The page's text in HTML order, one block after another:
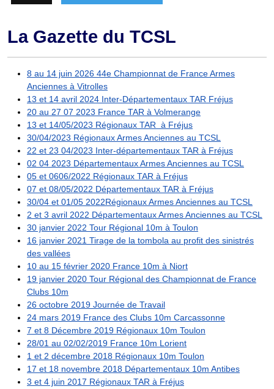
La Gazette du TCSL
8 au 14 juin 2026 44e Championnat de France Armes
Anciennes à Vitrolles
13 et 14 avril 2024 Inter-Départementaux TAR Fréjus
20 au 27 07 2023 France TAR à Volmerange
13 et 14/05/2023 Régionaux TAR à Fréjus
30/04/2023 Régionaux Armes Anciennes au TCSL
22 et 23 04/2023 Inter-départementaux TAR à Fréjus
02 04 2023 Départementaux Armes Anciennes au TCSL
05 et 0606/2022 Régionaux TAR à Fréjus
07 et 08/05/2022 Départementaux TAR à Fréjus
30/04 et 01/05 2022Régionaux Armes Anciennes au TCSL
2 et 3 avril 2022 Départementaux Armes Anciennes au TCSL
30 janvier 2022 Tour Régional 10m à Toulon
16 janvier 2021 Tirage de la tombola au profit des sinistrés
des vallées
10 au 15 février 2020 France 10m à Niort
19 janvier 2020 Tour Régional des Championnat de France
Clubs 10m
26 octobre 2019 Journée de Travail
24 mars 2019 France des Clubs 10m Carcassonne
7 et 8 Décembre 2019 Régionaux 10m Toulon
28/01 au 02/02/2019 France 10m Lorient
1 et 2 décembre 2018 Régionaux 10m Toulon
17 et 18 novembre 2018 Départementaux 10m Antibes
3 et 4 juin 2017 Régionaux TAR à Fréjus